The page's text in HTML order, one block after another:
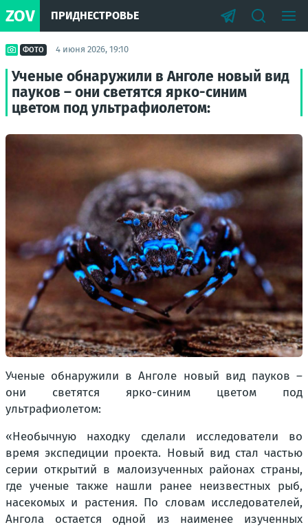
ZOV ПРИДНЕСТРОВЬЕ
ФОТО 4 июня 2026, 19:10
Ученые обнаружили в Анголе новый вид
пауков – они светятся ярко-синим
цветом под ультрафиолетом:
Ученые обнаружили в Анголе новый вид пауков –
они светятся ярко-синим цветом под
ультрафиолетом:
«Необычную находку сделали исследователи во
время экспедиции проекта. Новый вид стал частью
серии открытий в малоизученных районах страны,
где ученые также нашли ранее неизвестных рыб,
насекомых и растения. По словам исследователей,
Ангола остается одной из наименее изученных